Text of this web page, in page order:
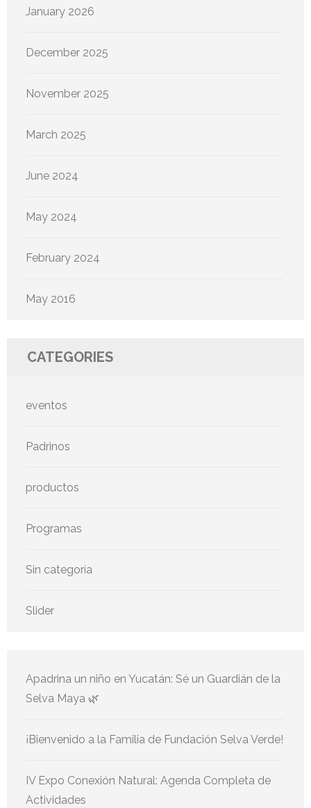
January 2026
December 2025
November 2025
March 2025
June 2024
May 2024
February 2024
May 2016
CATEGORIES
eventos
Padrinos
productos
Programas
Sin categoría
Slider
Apadrina un niño en Yucatán: Sé un Guardián de la
Selva Maya 🌿
¡Bienvenido a la Familia de Fundación Selva Verde!
IV Expo Conexión Natural: Agenda Completa de
Actividades